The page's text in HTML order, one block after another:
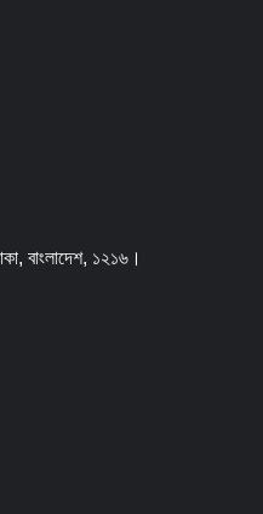
বাংলাদেশ, ১২১৬।